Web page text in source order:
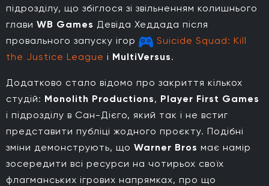
підрозділу, що збіглося зі звільненням колишнього
глави WB Games Девіда Хеддада після
провального запуску ігор
Suicide Squad: Kill
the Justice League і MultiVersus.
Додатково стало відомо про закриття кількох
студій: Monolith Productions, Player First Games
і підрозділу в Сан-Дієго, який так і не встиг
представити публіці жодного проєкту. Подібні
зміни демонструють, що Warner Bros має намір
зосередити всі ресурси на чотирьох своїх
флагманських ігрових напрямках, про що